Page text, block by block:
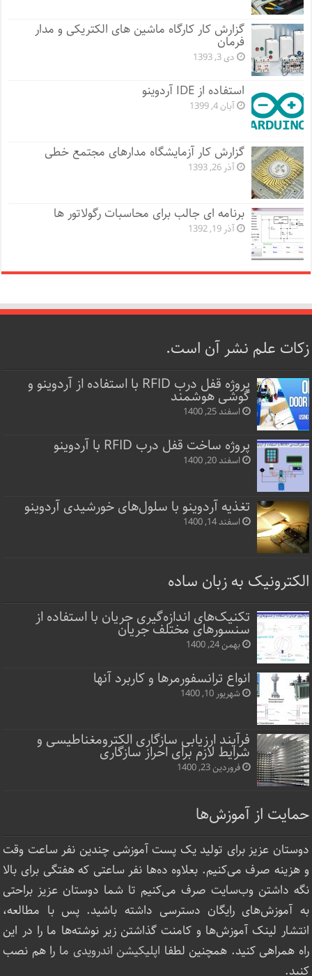
گزارش کار کارگاه ماشین های الکتریکی و مدار
فرمان
دی 3, 1393
استفاده از IDE آردوینو
آبان 4, 1399
گزارش کار آزمایشگاه مدارهای مجتمع خطی
آذر 26, 1393
برنامه ای جالب برای محاسبات رگولاتور ها
آذر 19, 1392
زکات علم نشر آن است.
پروژه قفل‌ درب RFID با استفاده از آردوینو و
گوشی هوشمند
اسفند 25, 1400
پروژه ساخت قفل‌ درب RFID با آردوینو
اسفند 20, 1400
تغذیه آردوینو با سلول‌های خورشیدی آردوینو
اسفند 14, 1400
الکترونیک به زبان ساده
تکنیک‌های اندازه‌گیری جریان با استفاده از
سنسورهای مختلف جریان
بهمن 24, 1400
انواع ترانسفورمرها و کاربرد آنها
شهریور 10, 1400
فرآیند ارزیابی سازگاری الکترومغناطیسی و
شرایط لازم برای احراز سازگاری
فروردین 23, 1400
حمایت از آموزش‌ها
دوستان عزیز برای تولید یک پست آموزشی چندین نفر ساعت‌ وقت
و هزینه صرف می‌کنیم. بعلاوه ده‌ها نفر ساعتی که هفتگی برای بالا
نگه داشتن وب‌سایت صرف ‌می‌کنیم تا شما دوستان عزیز براحتی
به آموزش‌های رایگان دسترسی داشته باشید. پس با مطالعه،
انتشار لینک‌ آموزش‌ها و کامنت گذاشتن زیر نوشته‌‌ها ما را در این
راه همراهی کنید. همچنین لطفا اپلیکیشن اندرویدی ما را هم نصب
کنید.